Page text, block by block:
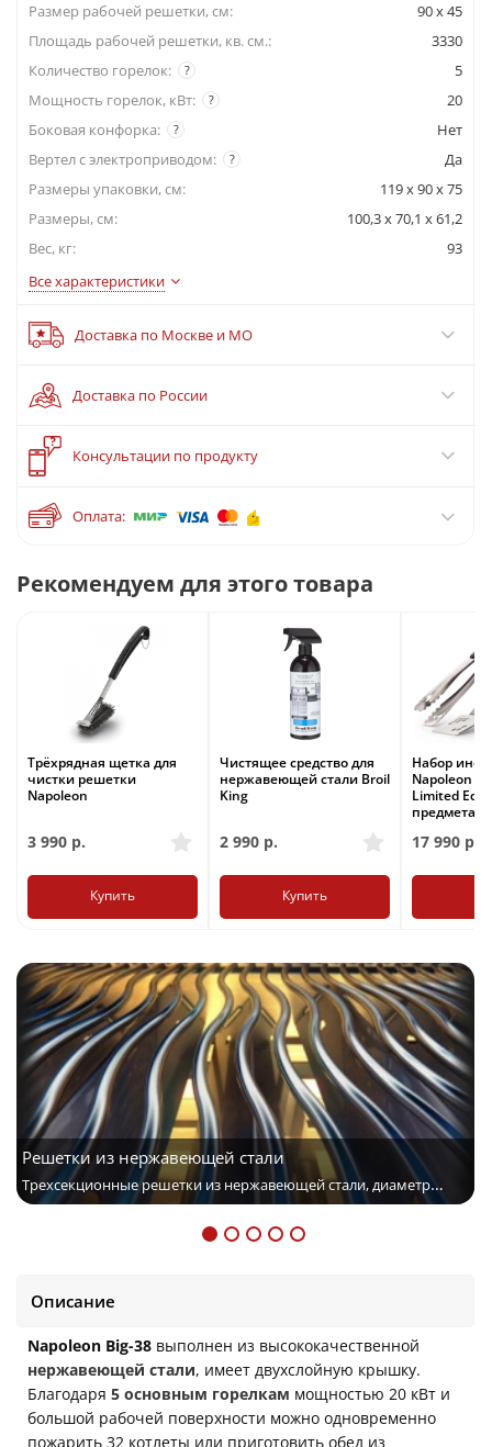
Размер рабочей решетки, см:
90 x 45
Площадь рабочей решетки, кв. см.:
3330
?
Количество горелок: 5
?
Мощность горелок, кВт: 20
?
Боковая конфорка: Нет
?
Вертел с электроприводом:
Да
Размеры упаковки, cм:
119 x 90 x 75
Размеры, см:
100,3 x 70,1 x 61,2
Вес, кг:
93
Все характеристики
Доставка по Москве и МО
?
Консультации по продукту
Доставка по России
Оплата:
Рекомендуем для этого товара
Трёхрядная щетка для
чистки решетки
Napoleon
3 990 р.
Купить
Чистящее средство для
нержавеющей стали Broil
King
2 990 р.
Купить
Набор
Napoleon
Limited
предмета
17 990 р.
Решетки из нержавеющей стали
Трехсекционные решетки из нержавеющей стали, диаметр
Описание
Napoleon Big-38 выполнен из высококачественной
нержавеющей стали, имеет двухслойную крышку.
Благодаря 5 основным горелкам мощностью 20 кВт и
большой рабочей поверхности можно одновременно
пожарить 32 котлеты или приготовить обед из